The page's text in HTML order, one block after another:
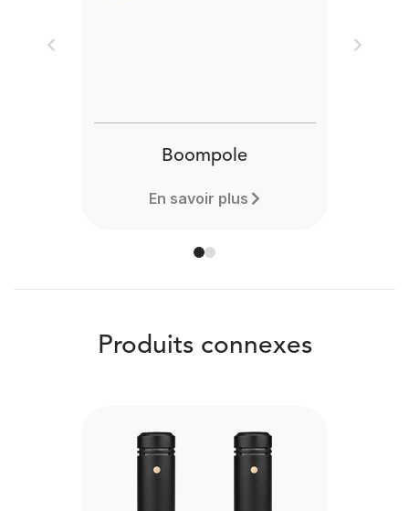
Boompole
En savoir plus
Previous Next
Produits connexes